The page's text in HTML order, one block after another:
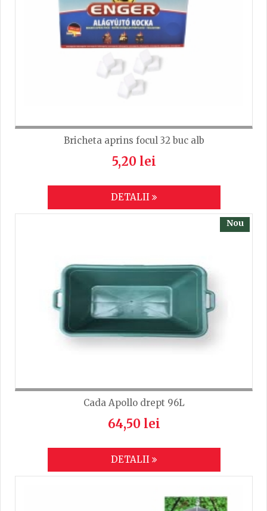
Bricheta aprins focul 32 buc alb
5,20 lei
DETALII
Nou
Cada Apollo drept 96L
64,50 lei
DETALII